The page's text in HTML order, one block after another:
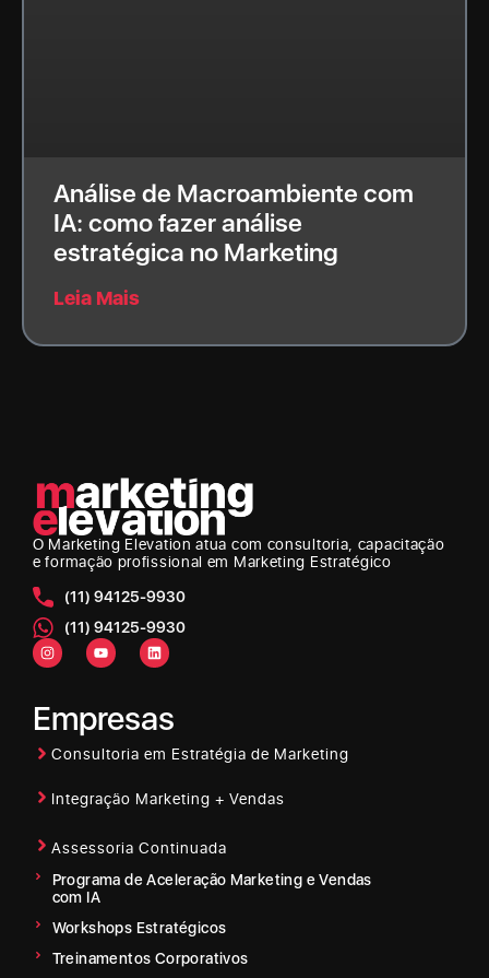
Análise de Macroambiente com
IA: como fazer análise
estratégica no Marketing
Leia Mais
O Marketing Elevation atua com consultoria, capacitação
e formação profissional em Marketing Estratégico
(11) 94125-9930
(11) 94125-9930
Empresas
Consultoria em Estratégia de Marketing
Integração Marketing + Vendas
Assessoria Continuada
Programa de Aceleração Marketing e Vendas
com IA
Workshops Estratégicos
Treinamentos Corporativos